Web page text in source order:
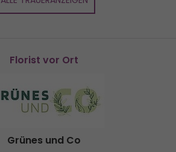
Florist vor Ort
Grünes und Co